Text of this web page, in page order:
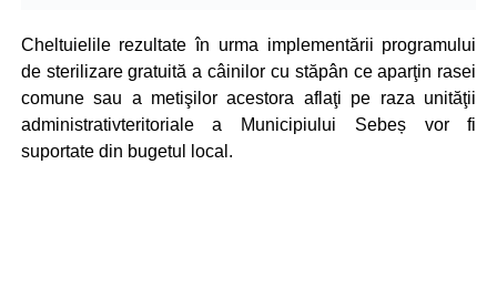
Cheltuielile rezultate în urma implementării programului
de sterilizare gratuită a câinilor cu stăpân ce aparţin rasei
comune sau a metişilor acestora aflaţi pe raza unităţii
administrativteritoriale a Municipiului Sebeș vor fi
suportate din bugetul local.